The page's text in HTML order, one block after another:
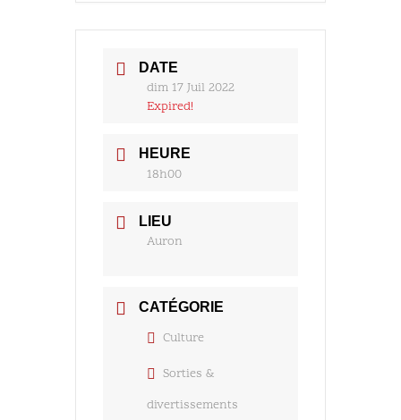
DATE
dim 17 Juil 2022
Expired!
HEURE
18h00
LIEU
Auron
CATÉGORIE
Culture
Sorties &
divertissements